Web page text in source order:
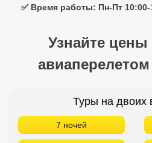
✅ Время работы: Пн-Пт
Узнайте
Туры на двоих
7 ночей